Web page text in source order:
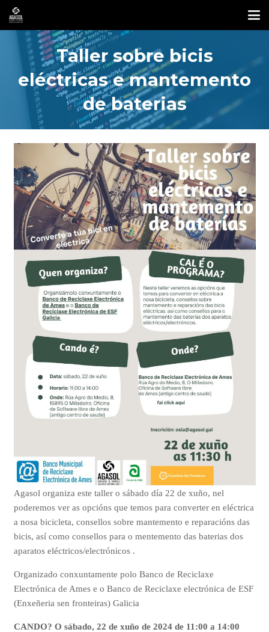
Taller sobre bicis
eléctricas e mantemento
de baterias
Agasol organiza este taller o sábado día 22 de xuño, nel
poderemos ver as opcións que temos para converter en eléctrica
a nosa bicicleta, consellos sobre mantemento e reparacións das
bicis, así como consellos para o mentemento das baterias dos
aparatos eléctricos/electrónicos .
Organizado conxuntamente polo Banco de Reciclaxe
Electrónica de Ames e o Banco de Reciclaxe electrónica de ESF
(Enxeñeria sen fronteiras) Galicia
CANDO? O sábado, 22 de xuño de 2024 de 11:00 a 14:00